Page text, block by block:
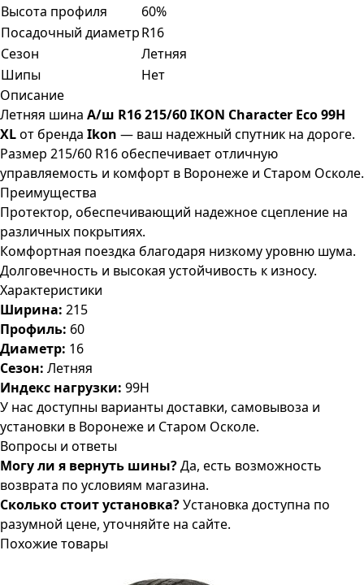
Высота профиля
60%
Посадочный диаметрR16
Сезон
Летняя
Шипы
Нет
Описание
Летняя шина А/ш R16 215/60 IKON Character Eco 99H
XLот бренда Ikon — ваш надежный спутник на дороге.
Размер 215/60 R16 обеспечивает отличную
управляемость и комфорт в Воронеже и Старом Осколе.
Преимущества
Протектор, обеспечивающий надежное сцепление на
различных покрытиях.
Комфортная поездка благодаря низкому уровню шума.
Долговечность и высокая устойчивость к износу.
Характеристики
Ширина: 215
Профиль: 60
Диаметр: 16
Сезон: Летняя
Индекс нагрузки: 99H
У нас доступны варианты доставки, самовывоза и
установки в Воронеже и Старом Осколе.
Вопросы и ответы
Могу ли я вернуть шины?Да, есть возможность
возврата по условиям магазина.
Сколько стоит установка?Установка доступна по
разумной цене, уточняйте на сайте.
Похожие товары